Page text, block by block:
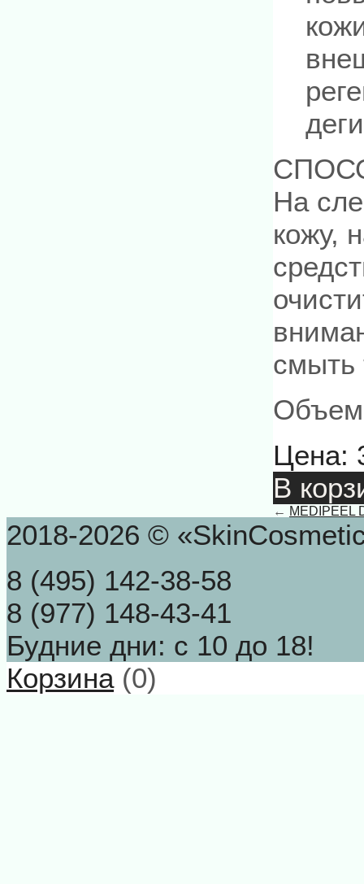
На
кожу,
смыть
Цена:
В
← MEDIPEEL
2018-2026 ©
8 (495) 142-38-58
8 (977) 148-43-41
Будние дни: с 10 до 18!
Корзина(0)